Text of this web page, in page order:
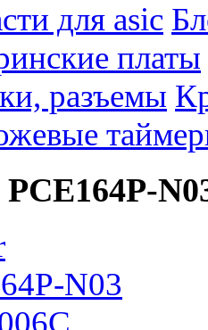
для asic
платы
разъемы